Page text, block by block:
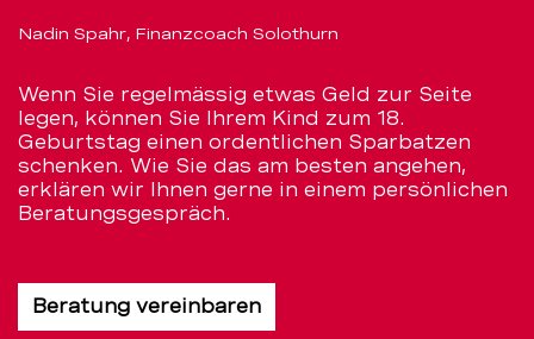
Nadin Spahr, Finanzcoach Solothurn
Wenn Sie regelmässig etwas Geld zur Seite
legen, können Sie Ihrem Kind zum 18.
Geburtstag einen ordentlichen Sparbatzen
schenken. Wie Sie das am besten angehen,
erklären wir Ihnen gerne in einem persönlichen
Beratungsgespräch.
Beratung vereinbaren